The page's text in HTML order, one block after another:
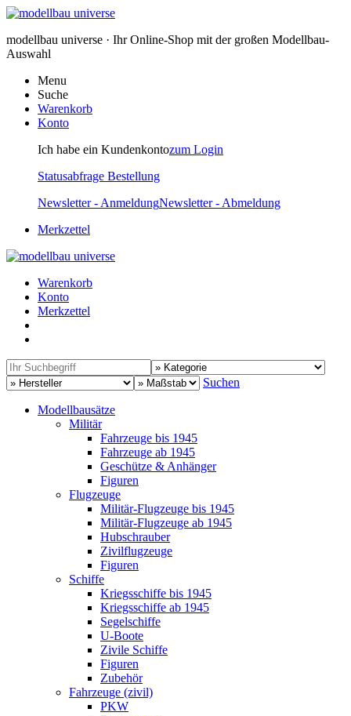
modellbau universe · Ihr Online-Shop mit der großen Modellbau-
Auswahl
Menu
Suche
Warenkorb
Konto
Ich habe ein Kundenkontozum Login
Statusabfrage Bestellung
Newsletter - AnmeldungNewsletter - Abmeldung
Merkzettel
Warenkorb
Konto
Merkzettel
Suchen
Modellbausätze
Militär
Fahrzeuge bis 1945
Fahrzeuge ab 1945
Geschütze & Anhänger
Figuren
Flugzeuge
Militär-Flugzeuge bis 1945
Militär-Flugzeuge ab 1945
Hubschrauber
Zivilflugzeuge
Figuren
Schiffe
Kriegsschiffe bis 1945
Kriegsschiffe ab 1945
Segelschiffe
U-Boote
Zivile Schiffe
Figuren
Zubehör
Fahrzeuge (zivil)
PKW